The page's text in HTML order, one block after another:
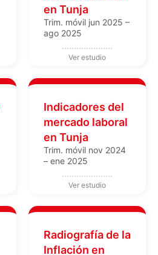
en Tunja
Trim. móvil jun 2025 –
ago 2025
Indicadores del
mercado laboral
en Tunja
Trim. móvil nov 2024
– ene 2025
Radiografía de la
Inflación en